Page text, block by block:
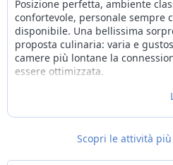
Sci
skiroom con scalda scarponi,
rental", servizio vendita skipass
Note
easy ski rental = trasporto
Posizione perfetta, ambiente
confortevole, personale sempre
disponibile. Una bellissima
proposta culinaria: varia e
camere più lontane la
essere ottimizzata.
Scopri le attività